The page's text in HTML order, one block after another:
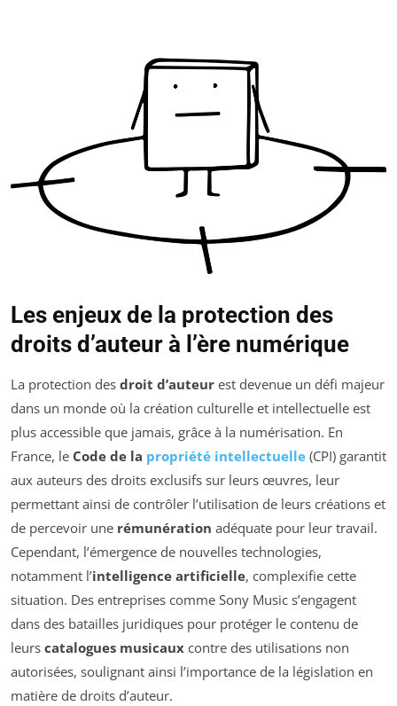
Les enjeux de la protection des
droits d’auteur à l’ère numérique
La protection des droit d’auteur est devenue un défi majeur
dans un monde où la création culturelle et intellectuelle est
plus accessible que jamais, grâce à la numérisation. En
France, le Code de la propriété intellectuelle (CPI) garantit
aux auteurs des droits exclusifs sur leurs œuvres, leur
permettant ainsi de contrôler l’utilisation de leurs créations et
de percevoir une rémunération adéquate pour leur travail.
Cependant, l’émergence de nouvelles technologies,
notamment l’intelligence artificielle, complexifie cette
situation. Des entreprises comme Sony Music s’engagent
dans des batailles juridiques pour protéger le contenu de
leurs catalogues musicaux contre des utilisations non
autorisées, soulignant ainsi l’importance de la législation en
matière de droits d’auteur.